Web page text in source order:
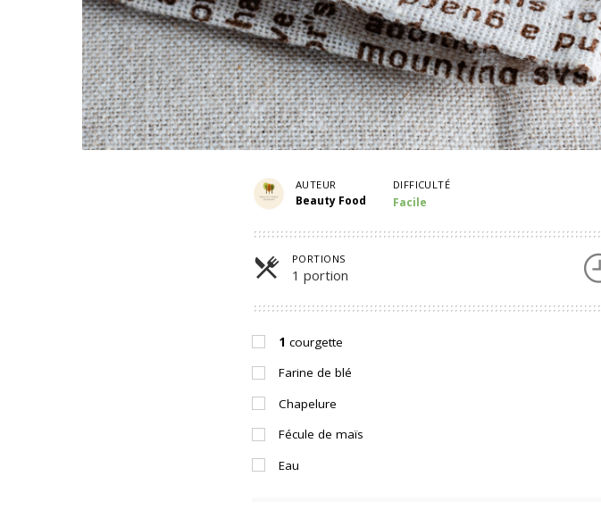
AUTEUR
Beauty Food
DIFFICULTÉ
Facile
PORTIONS
1 portion
1 courgette
Farine de blé
Chapelure
Fécule de maïs
Eau